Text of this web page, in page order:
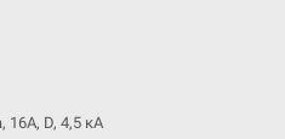
D, 4,5 кА